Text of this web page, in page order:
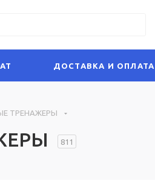
ДОСТАВКА И ОПЛАТА
811
ТРЕНАЖЕРЫ